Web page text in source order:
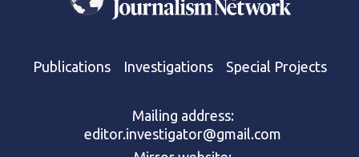
Publications Investigations Special Projects
Mailing address:
editor.investigator@gmail.com